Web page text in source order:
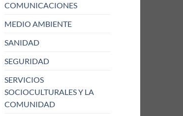
COMUNICACIONES
MEDIO AMBIENTE
SANIDAD
SEGURIDAD
SERVICIOS
SOCIOCULTURALES Y LA
COMUNIDAD